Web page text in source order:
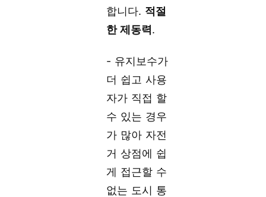
합니다. 적절
한 제동력.
- 유지보수가
더 쉽고 사용
자가 직접 할
수 있는 경우
가 많아 자전
거 상점에 쉽
게 접근할 수
없는 도시 통